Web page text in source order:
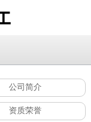
公司简介
资质荣誉